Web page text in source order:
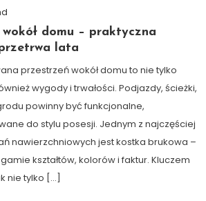
domu – praktyczna
lata
przestrzeń wokół domu to nie tylko
wygody i trwałości. Podjazdy, ścieżki,
powinny być funkcjonalne,
do stylu posesji. Jednym z najczęściej
nawierzchniowych jest kostka brukowa –
kształtów, kolorów i faktur. Kluczem
nie tylko […]